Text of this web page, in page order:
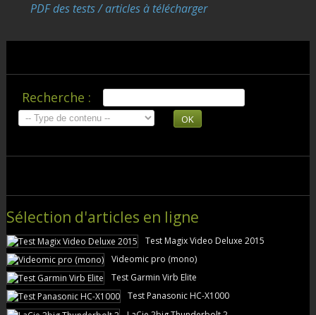
PDF des tests / articles à télécharger
Recherche :
OK
Sélection d'articles en ligne
Test Magix Video Deluxe 2015
Videomic pro (mono)
Test Garmin Virb Elite
Test Panasonic HC-X1000